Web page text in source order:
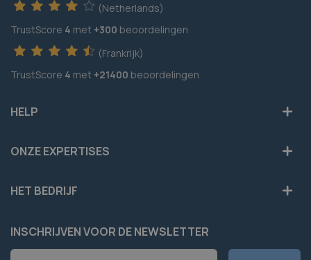
(Netherlands)
TrustScore 4 met +300 beoordelingen
(Frankrijk)
TrustScore 4 met +21400 beoordelingen
HELP
ONZE EXPERTISES
HET BEDRIJF
INSCHRIJVEN VOOR DE NEWSLETTER
Abonneer